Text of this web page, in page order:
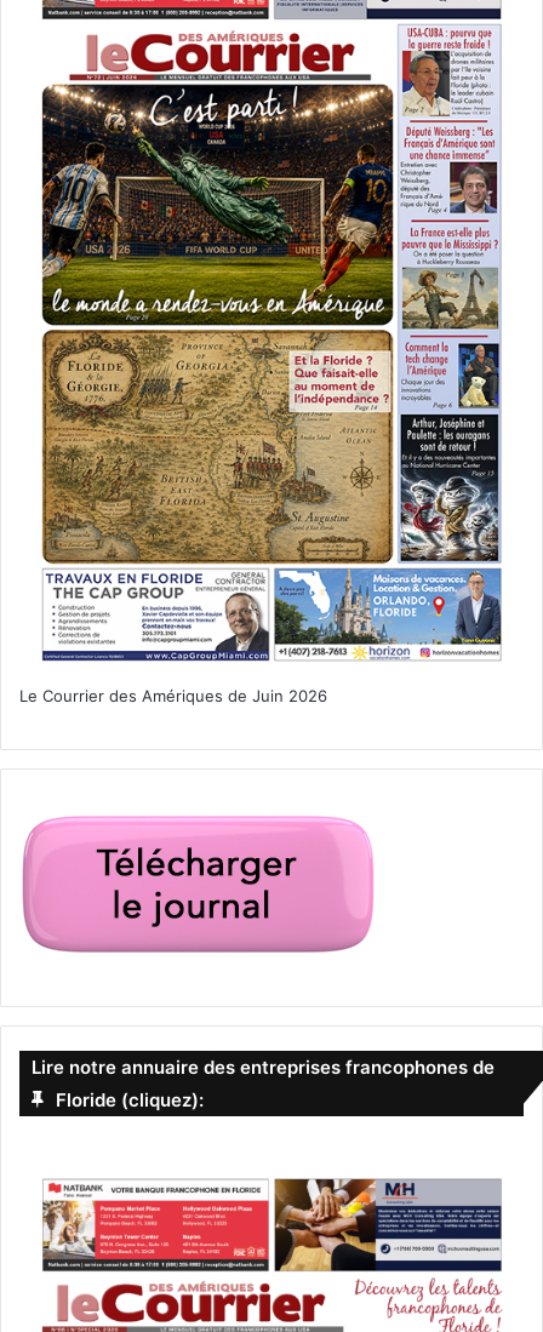
Le Courrier des Amériques de Juin 2026
Lire notre annuaire des entreprises francophones de
Floride (cliquez):